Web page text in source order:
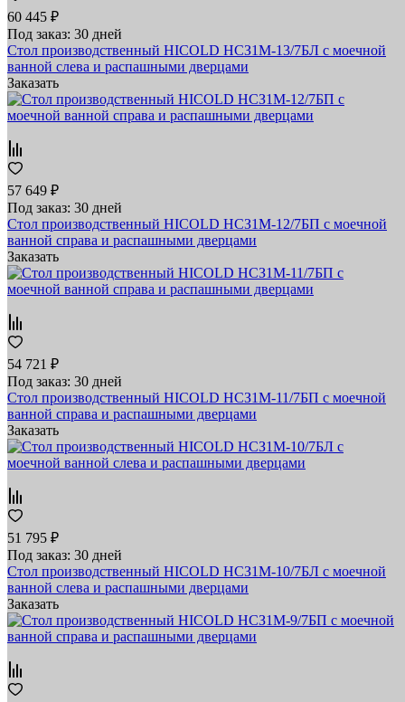
60 445 ₽
Под заказ: 30 дней
Стол производственный HICOLD НСЗ1М-13/7БЛ с моечной
ванной слева и распашными дверцами
Заказать
57 649 ₽
Под заказ: 30 дней
Стол производственный HICOLD НСЗ1М-12/7БП с моечной
ванной справа и распашными дверцами
Заказать
54 721 ₽
Под заказ: 30 дней
Стол производственный HICOLD НСЗ1М-11/7БП с моечной
ванной справа и распашными дверцами
Заказать
51 795 ₽
Под заказ: 30 дней
Стол производственный HICOLD НСЗ1М-10/7БЛ с моечной
ванной слева и распашными дверцами
Заказать